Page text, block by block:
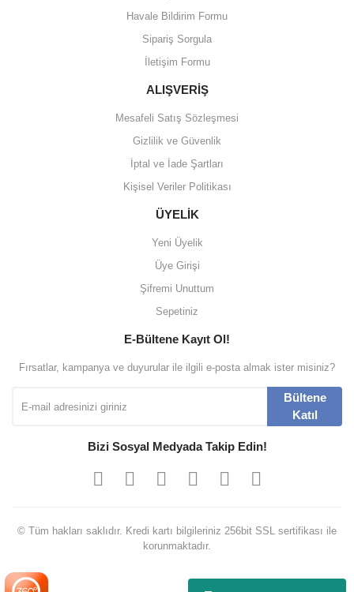
Havale Bildirim Formu
Sipariş Sorgula
İletişim Formu
ALIŞVERİŞ
Mesafeli Satış Sözleşmesi
Gizlilik ve Güvenlik
İptal ve İade Şartları
Kişisel Veriler Politikası
ÜYELİK
Yeni Üyelik
Üye Girişi
Şifremi Unuttum
Sepetiniz
E-Bültene Kayıt Ol!
Fırsatlar, kampanya ve duyurular ile ilgili e-posta almak ister misiniz?
Bültene
Katıl
Bizi Sosyal Medyada Takip Edin!
© Tüm hakları saklıdır. Kredi kartı bilgileriniz 256bit SSL sertifikası ile
korunmaktadır.